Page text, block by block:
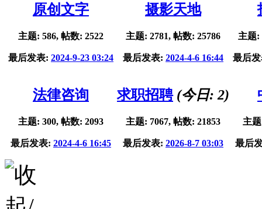
原创文字
主题: 586, 帖数: 2522
最后发表: 2024-9-23 03:24
摄影天地
主题: 2781, 帖数: 25786
最后发表: 2024-4-6 16:44
主题:
最后
法律咨询
主题: 300, 帖数: 2093
最后发表: 2024-4-6 16:45
求职招聘(今日: 2)
主题: 7067, 帖数: 21853
最后发表: 2026-8-7 03:03
主
最后